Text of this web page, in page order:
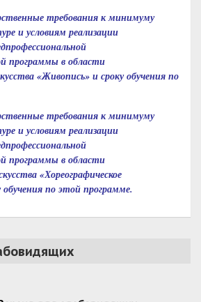
требования к минимуму
и условиям реализации
программы в области
«Живопись» и сроку обучения по
требования к минимуму
и условиям реализации
программы в области
«Хореографическое
по этой программе.